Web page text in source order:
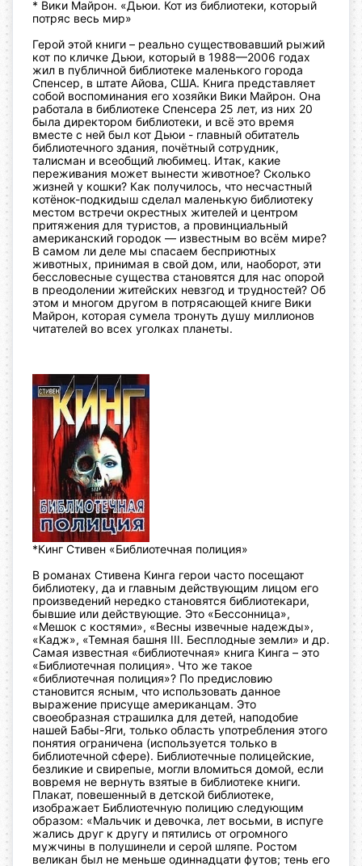
* Вики Майрон. «Дьюи. Кот из библиотеки, который
потряс весь мир»
Герой этой книги – реально существовавший рыжий
кот по кличке Дьюи, который в 1988—2006 годах
жил в публичной библиотеке маленького города
Спенсер, в штате Айова, США. Книга представляет
собой воспоминания его хозяйки Вики Майрон. Она
работала в библиотеке Спенсера 25 лет, из них 20
была директором библиотеки, и всё это время
вместе с ней был кот Дьюи - главный обитатель
библиотечного здания, почётный сотрудник,
талисман и всеобщий любимец. Итак, какие
переживания может вынести животное? Сколько
жизней у кошки? Как получилось, что несчастный
котёнок-подкидыш сделал маленькую библиотеку
местом встречи окрестных жителей и центром
притяжения для туристов, а провинциальный
американский городок — известным во всём мире?
В самом ли деле мы спасаем бесприютных
животных, принимая в свой дом, или, наоборот, эти
бессловесные существа становятся для нас опорой
в преодолении житейских невзгод и трудностей? Об
этом и многом другом в потрясающей книге Вики
Майрон, которая сумела тронуть душу миллионов
читателей во всех уголках планеты.
*Кинг Стивен «Библиотечная полиция»
В романах Стивена Кинга герои часто посещают
библиотеку, да и главным действующим лицом его
произведений нередко становятся библиотекари,
бывшие или действующие. Это «Бессонница»,
«Мешок с костями», «Весны извечные надежды»,
«Кадж», «Темная башня III. Бесплодные земли» и др.
Самая известная «библиотечная» книга Кинга – это
«Библиотечная полиция». Что же такое
«библиотечная полиция»? По предисловию
становится ясным, что использовать данное
выражение присуще американцам. Это
своеобразная страшилка для детей, наподобие
нашей Бабы-Яги, только область употребления этого
понятия ограничена (используется только в
библиотечной сфере). Библиотечные полицейские,
безликие и свирепые, могли вломиться домой, если
вовремя не вернуть взятые в библиотеке книги.
Плакат, повешенный в детской библиотеке,
изображает Библиотечную полицию следующим
образом: «Мальчик и девочка, лет восьми, в испуге
жались друг к другу и пятились от огромного
мужчины в полушинели и серой шляпе. Ростом
великан был не меньше одиннадцати футов; тень его